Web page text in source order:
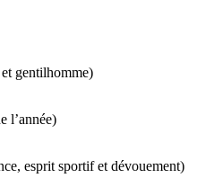
gentilhomme)
l’année)
esprit sportif et dévouement)